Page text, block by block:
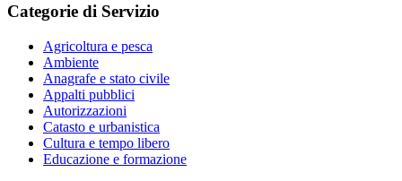
Categorie di Servizio
Agricoltura e pesca
Ambiente
Anagrafe e stato civile
Appalti pubblici
Autorizzazioni
Catasto e urbanistica
Cultura e tempo libero
Educazione e formazione